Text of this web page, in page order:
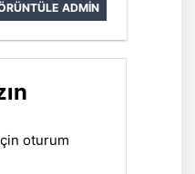
ADMIN
oturum